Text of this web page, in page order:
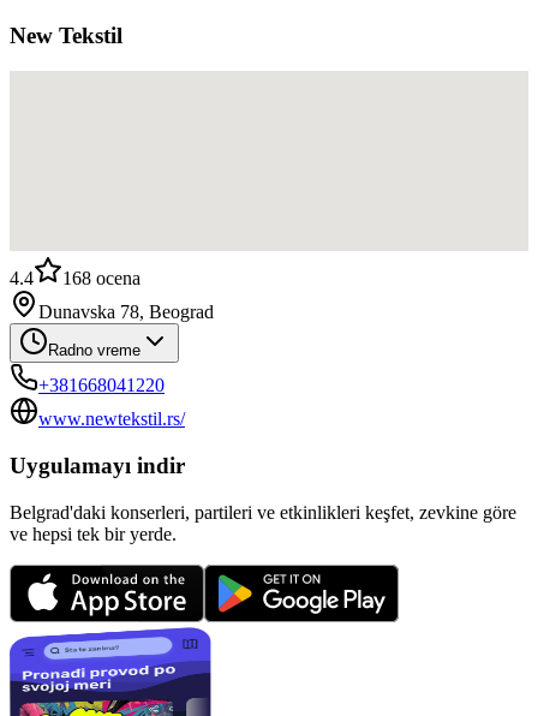
New Tekstil
4.4 168 ocena
Dunavska 78, Beograd
Radno vreme
+381668041220
www.newtekstil.rs/
Uygulamayı indir
Belgrad'daki konserleri, partileri ve etkinlikleri keşfet, zevkine göre
ve hepsi tek bir yerde.